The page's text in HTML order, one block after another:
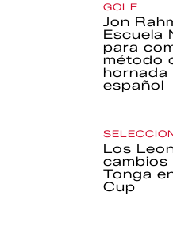
GOLF
Jon
Escuela
para
método
hornada
español
Los
cambios
Tonga
Cup